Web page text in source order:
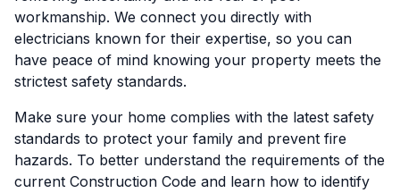
workmanship. We connect you directly with
electricians known for their expertise, so you can
have peace of mind knowing your property meets the
strictest safety standards.
Make sure your home complies with the latest safety
standards to protect your family and prevent fire
hazards. To better understand the requirements of the
current Construction Code and learn how to identify